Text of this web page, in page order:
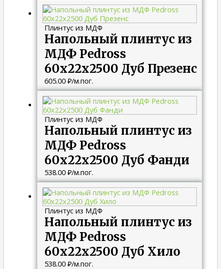
Плинтус из МДФ
Напольный плинтус из
МДФ Pedross
60х22х2500 Дуб Презенс
605.00 ₽/м.пог.
Плинтус из МДФ
Напольный плинтус из
МДФ Pedross
60х22х2500 Дуб Фанди
538.00 ₽/м.пог.
Плинтус из МДФ
Напольный плинтус из
МДФ Pedross
60х22х2500 Дуб Хило
538.00 ₽/м.пог.